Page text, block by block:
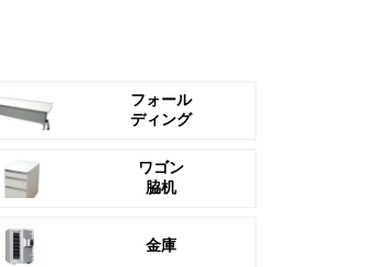
フォール
ディング
ワゴン
脇机
金庫